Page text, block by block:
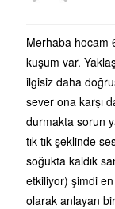
Merhaba hocam
kuşum var.
ilgisiz daha
sever ona karşı
durmakta sorun
tık tık şeklinde
soğukta kaldık
etkiliyor) şimdi
olarak anlayan